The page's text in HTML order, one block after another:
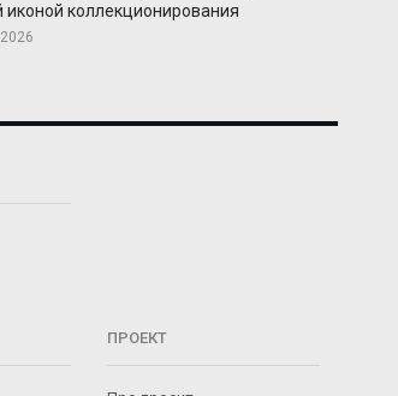
иконой коллекционирования
ПРОЕКТ